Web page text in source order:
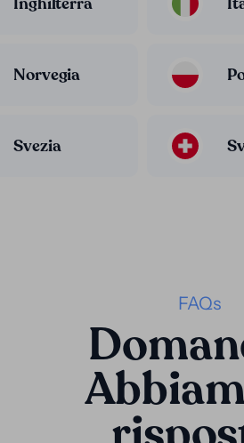
Norvegia
Svezia
FAQs